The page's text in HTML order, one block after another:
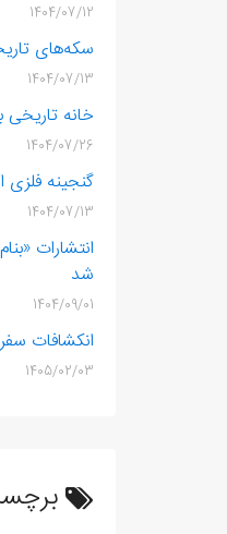
1404/07/12
سکه‌های
1404/07/13
خانه تاریخی
1404/07/26
گنجینه فلزی
1404/07/13
انتشارات
شد
1404/09/01
انکشافات
1405/02/03